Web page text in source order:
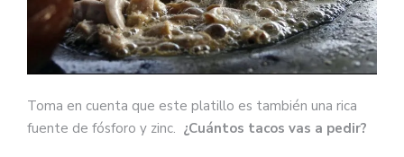
Toma en cuenta que este platillo es también una rica
fuente de fósforo y zinc. ¿Cuántos tacos vas a pedir?